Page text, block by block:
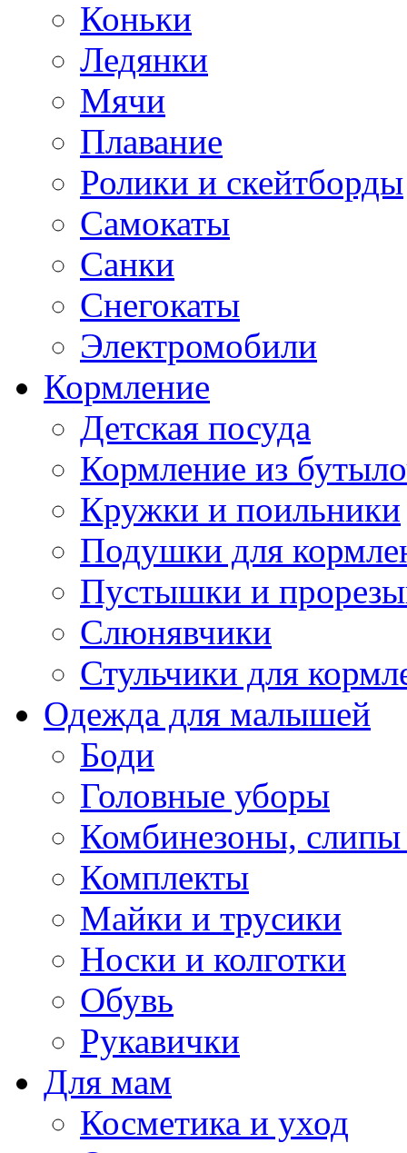
Коньки
Ледянки
Мячи
Плавание
Ролики и скейтборды
Самокаты
Санки
Снегокаты
Электромобили
Кормление
Детская посуда
Кормление из
Кружки и поильники
Подушки для
Пустышки и
Слюнявчики
Стульчики для
Одежда для малышей
Боди
Головные уборы
Комбинезоны,
Комплекты
Майки и трусики
Носки и колготки
Обувь
Рукавички
Для мам
Косметика и уход